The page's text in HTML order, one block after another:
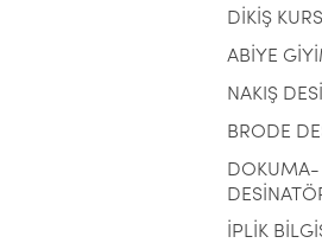
DİKİŞ
ABİYE
NAKIŞ
BRODE
DOKUMA-
İPLİK